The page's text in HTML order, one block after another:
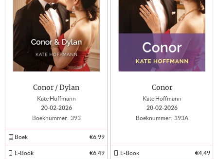
Conor / Dylan
Kate Hoffmann
20-02-2026
Boeknummer: 393
Boek €6,99
E-Book €6,49
Conor
Kate Hoffmann
20-02-2026
Boeknummer: 393A
E-Book €4,49